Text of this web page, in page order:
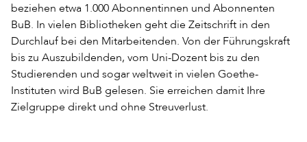
beziehen etwa 1.000 Abonnentinnen und Abonnenten
BuB. In vielen Bibliotheken geht die Zeitschrift in den
Durchlauf bei den Mitarbeitenden. Von der Führungskraft
bis zu Auszubildenden, vom Uni-Dozent bis zu den
Studierenden und sogar weltweit in vielen Goethe-
Instituten wird BuB gelesen. Sie erreichen damit Ihre
Zielgruppe direkt und ohne Streuverlust.